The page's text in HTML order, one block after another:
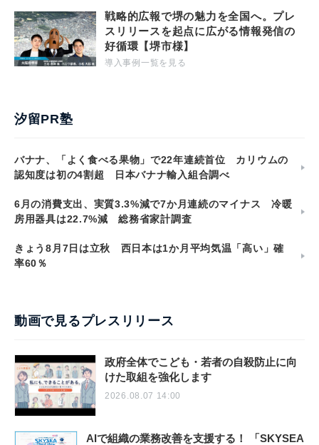
戦略的広報で堺の魅力を全国へ。プレ
スリリースを起点に広がる情報発信の
好循環【堺市様】
導入事例一覧を見る
汐留PR塾
バナナ、「よく食べる果物」で22年連続首位 カリウムの
認知度は初の4割超 日本バナナ輸入組合調べ
6月の消費支出、実質3.3%減で7か月連続のマイナス 冷暖
房用器具は22.7%減 総務省家計調査
きょう8月7日は立秋 西日本は1か月平均気温「高い」確
率60％
動画で見るプレスリリース
政府全体でこども・若者の自殺防止に向
けた取組を強化します
2026.08.07 14:00
AIで組織の業務改善を支援する！ 「SKYSEA